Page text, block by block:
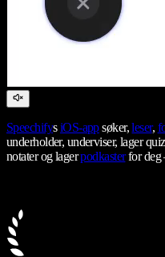
SpeechifysiOS-appsøker,leser,
underholder, underviser, lager
notater og lagerpodkasterfor deg